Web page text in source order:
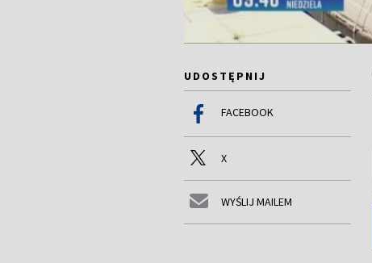
UDOSTĘPNIJ
FACEBOOK
X
WYŚLIJ MAILEM